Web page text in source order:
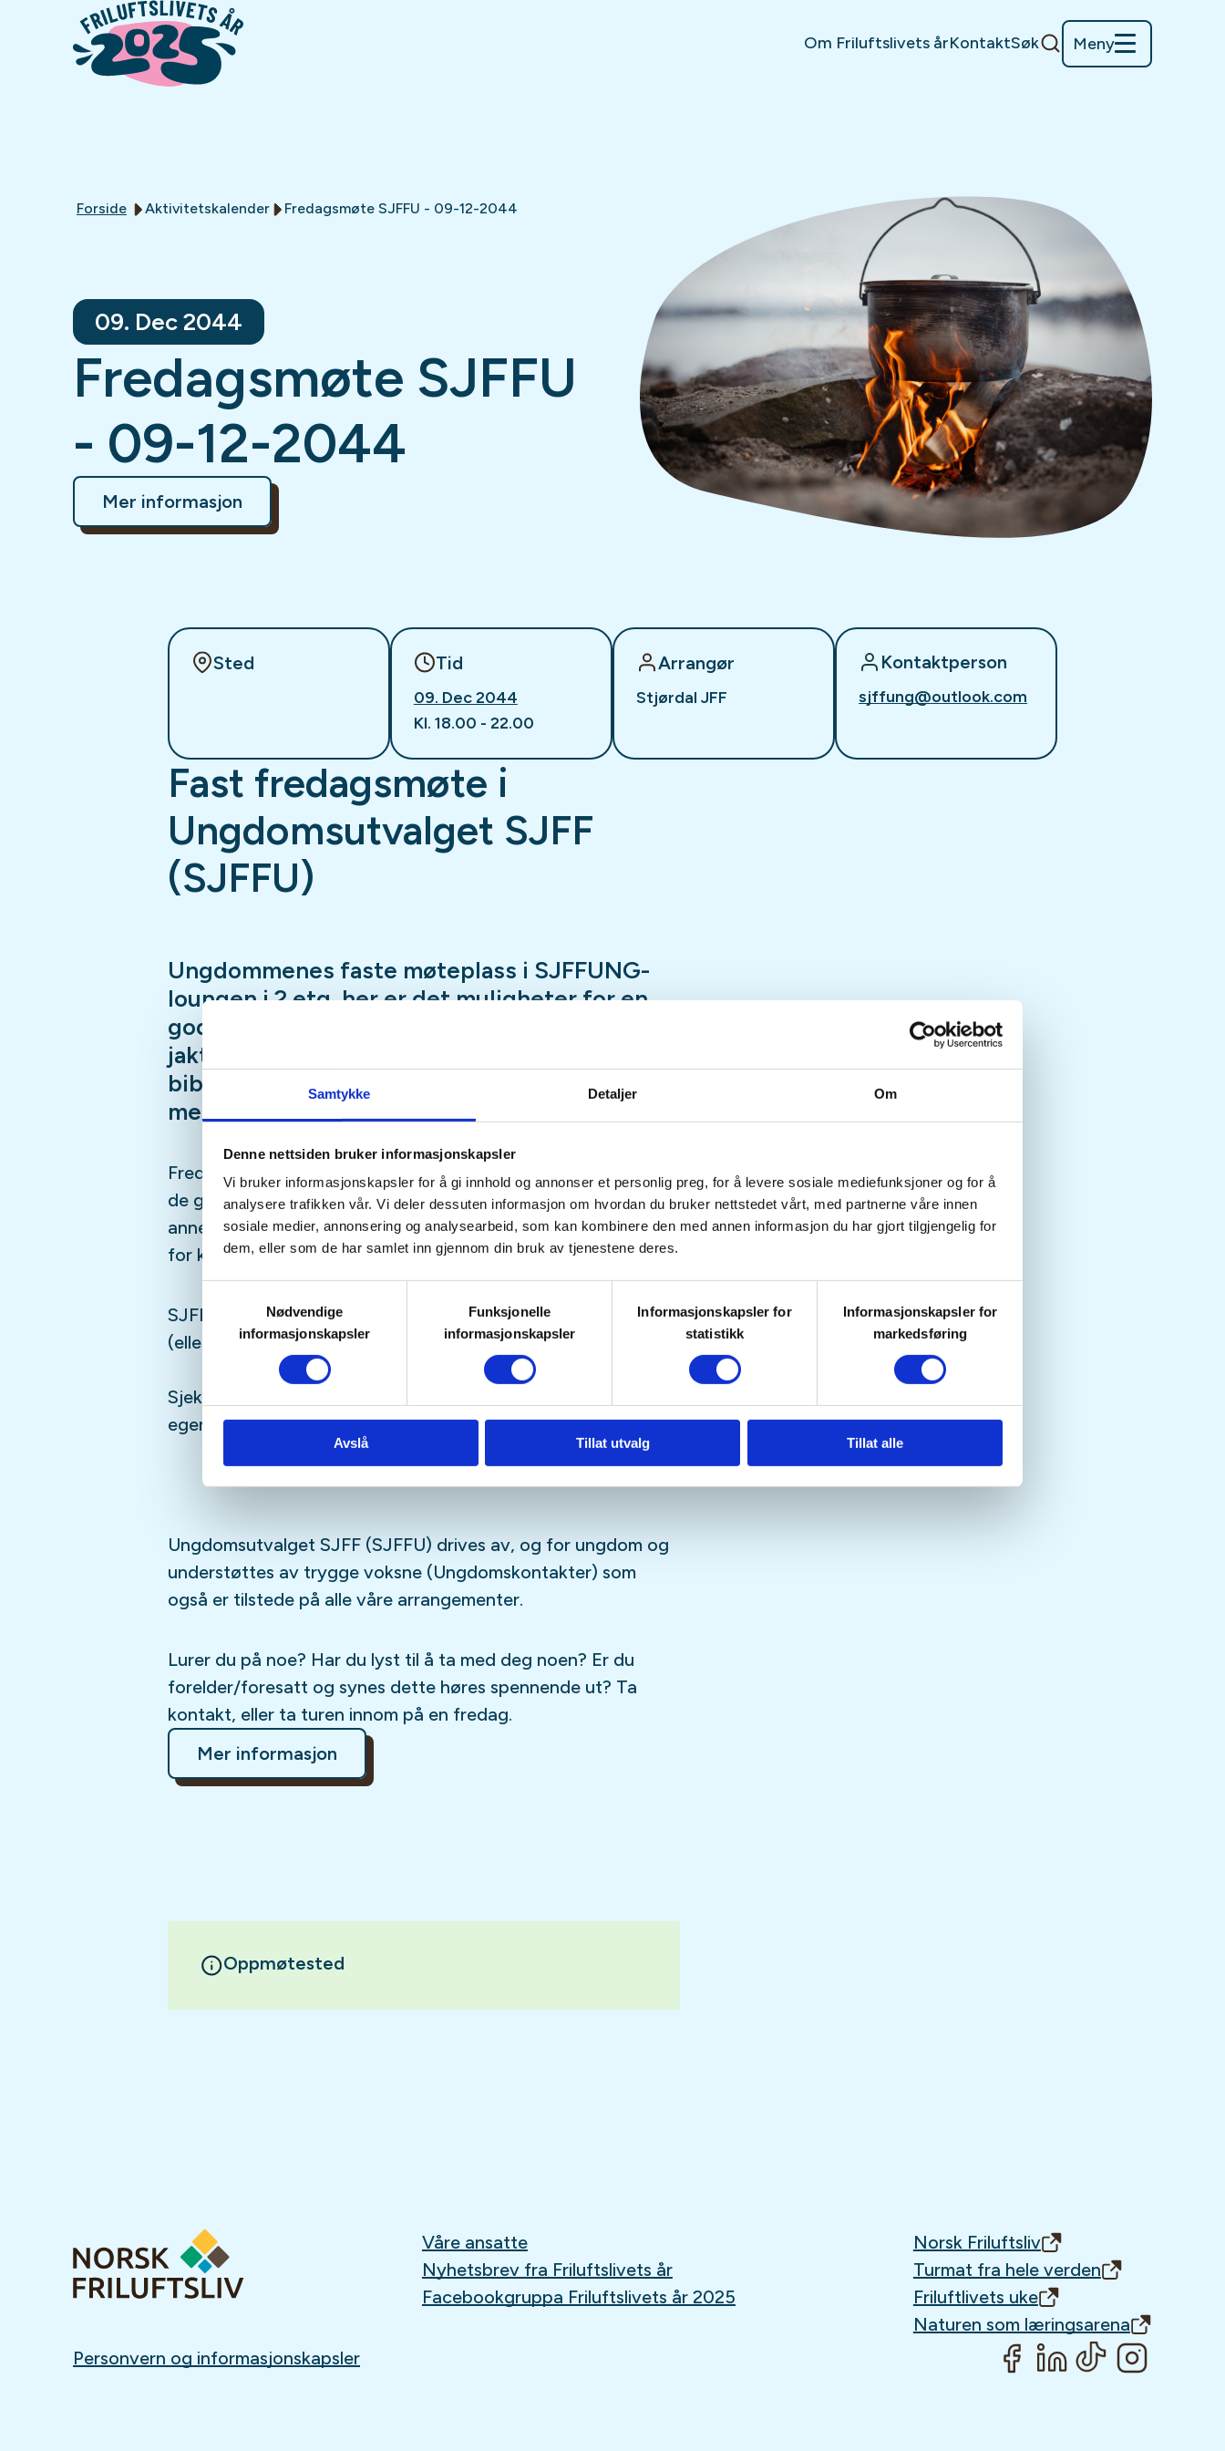
Samtykke Detaljer Om
Denne nettsiden bruker informasjonskapsler
Vi bruker informasjonskapsler for å gi innhold og annonser et personlig preg, for å levere sosiale mediefunksjoner og for å
analysere trafikken vår. Vi deler dessuten informasjon om hvordan du bruker nettstedet vårt, med partnerne våre innen
sosiale medier, annonsering og analysearbeid, som kan kombinere den med annen informasjon du har gjort tilgjengelig for
dem, eller som de har samlet inn gjennom din bruk av tjenestene deres.
Nødvendige
informasjonskapsler
Funksjonelle
informasjonskapsler
Informasjonskapsler for
statistikk
Informasjonskapsler for
markedsføring
Avslå Tillat utvalg Tillat alle
Om Friluftslivets årKontaktSøk Meny
Forside Aktivitetskalender Fredagsmøte SJFFU - 09-12-2044
09. Dec 2044
Fredagsmøte SJFFU
- 09-12-2044
Mer informasjon
Sted Tid
09. Dec 2044
Kl. 18.00 - 22.00
Arrangør
Stjørdal JFF
Kontaktperson
sjffung@outlook.com
Fast fredagsmøte i
Ungdomsutvalget SJFF
(SJFFU)
Ungdommenes faste møteplass i SJFFUNG-
loungen i 2.etg, her er det muligheter for en
god prat i godt selskap, luftgeværskyting,
jaktsimulator, biljard, en tur innom utvalgets
bibliotek, Podcast-innspilling og mye, mye
mer
Fredagsmøtene er fast, hver fredag hele året med unntak av
de gangene vi er borte på fisketurer, hytteturer, jakt eller
annet moro, følg med i aktivitetskalender og på sosiale medier
for kommende aktiviteter!
SJFFUNGs arrangementer er rusfrie, og er for deg som er
(eller har lyst til å bli)barn/ungdomsmedlem(opp til 26år)
Sjekk gjerne ut
egen
podcastpå din favoritt-streamingplattform.
Ungdomsutvalget SJFF (SJFFU) drives av, og for ungdom og
understøttes av trygge voksne (Ungdomskontakter) som
også er tilstede på alle våre arrangementer.
Lurer du på noe? Har du lyst til å ta med deg noen? Er du
forelder/foresatt og synes dette høres spennende ut? Ta
kontakt, eller ta turen innom på en fredag.
Mer informasjon
Oppmøtested
Våre ansatte
Nyhetsbrev fra Friluftslivets år
Facebookgruppa Friluftslivets år 2025
Norsk Friluftsliv
Turmat fra hele verden
Friluftlivets uke
Naturen som læringsarena
Personvern og informasjonskapsler